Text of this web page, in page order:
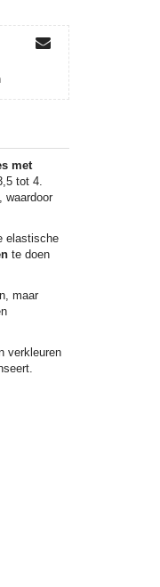
met
tot 4.
waardoor
elastische
te doen
maar
verkleuren